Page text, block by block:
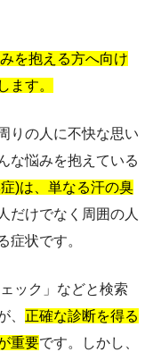
を抱える方へ向け
ます。
りの人に不快な思い
な悩みを抱えている
)は、単なる汗の臭
だけでなく周囲の人
症状です。
ック」などと検索
、 正確な診断を得る
重要です。しかし、